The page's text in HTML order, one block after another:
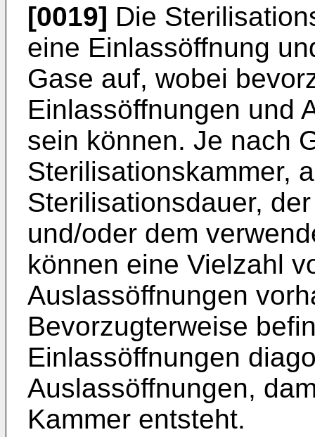
[0019] Die
eine Einlassöffnung
Gase auf, wobei
Einlassöffnungen und
sein können. Je nach
Sterilisationskammer,
Sterilisationsdauer,
und/oder dem
können eine Vielzahl
Auslassöffnungen
Bevorzugterweise
Einlassöffnungen
Auslassöffnungen,
Kammer entsteht.